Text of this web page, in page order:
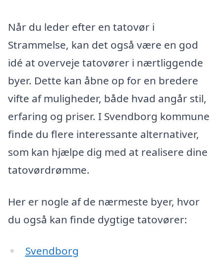
Når du leder efter en tatovør i
Strammelse, kan det også være en god
idé at overveje tatovører i nærtliggende
byer. Dette kan åbne op for en bredere
vifte af muligheder, både hvad angår stil,
erfaring og priser. I Svendborg kommune
finde du flere interessante alternativer,
som kan hjælpe dig med at realisere dine
tatovørdrømme.
Her er nogle af de nærmeste byer, hvor
du også kan finde dygtige tatovører:
Svendborg